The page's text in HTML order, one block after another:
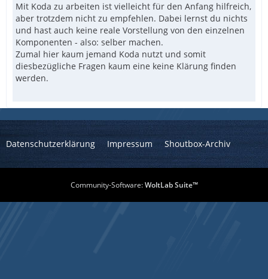
Mit Koda zu arbeiten ist vielleicht für den Anfang hilfreich,
aber trotzdem nicht zu empfehlen. Dabei lernst du nichts
und hast auch keine reale Vorstellung von den einzelnen
Komponenten - also: selber machen.
Zumal hier kaum jemand Koda nutzt und somit
diesbezügliche Fragen kaum eine keine Klärung finden
werden.
Datenschutzerklärung Impressum Shoutbox-Archiv
Community-Software:WoltLab Suite™